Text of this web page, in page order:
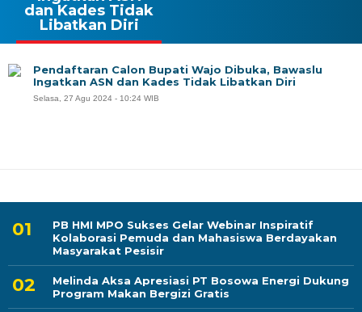
PB HMI MPO Sukses Gelar Webinar Inspiratif
Kolaborasi Pemuda dan Mahasiswa Berdayakan
Masyarakat Pesisir
Melinda Aksa Apresiasi PT Bosowa Energi Dukung
Program Makan Bergizi Gratis
dan Kades Tidak
Libatkan Diri
Pendaftaran Calon Bupati Wajo Dibuka, Bawaslu
Ingatkan ASN dan Kades Tidak Libatkan Diri
Selasa, 27 Agu 2024 - 10:24 WIB